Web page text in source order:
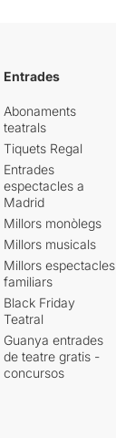
Entrades
Abonaments
teatrals
Tiquets Regal
Entrades
espectacles a
Madrid
Millors monòlegs
Millors musicals
Millors espectacles
familiars
Black Friday
Teatral
Guanya entrades
de teatre gratis -
concursos